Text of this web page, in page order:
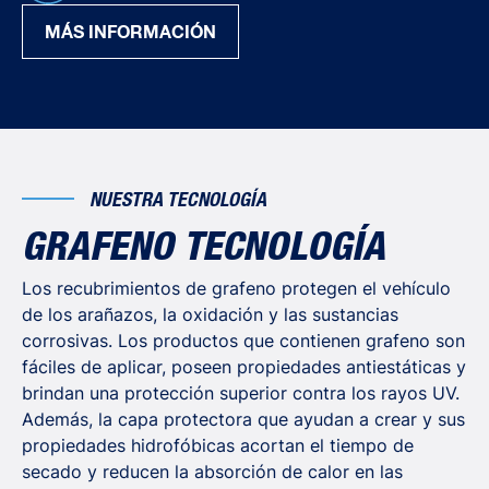
6. Enjuagar bien las ruedas con agua.
MÁS INFORMACIÓN
NUESTRA TECNOLOGÍA
GRAFENO TECNOLOGÍA
Los recubrimientos de grafeno protegen el vehículo
de los arañazos, la oxidación y las sustancias
corrosivas. Los productos que contienen grafeno son
fáciles de aplicar, poseen propiedades antiestáticas y
brindan una protección superior contra los rayos UV.
Además, la capa protectora que ayudan a crear y sus
propiedades hidrofóbicas acortan el tiempo de
secado y reducen la absorción de calor en las